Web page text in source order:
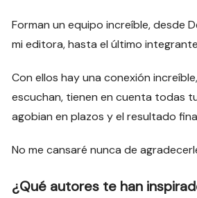
Forman un equipo increíble, desde
mi editora, hasta el último
Con ellos hay una conexión
escuchan, tienen en cuenta todas
agobian en plazos y el resultado
No me cansaré nunca de
¿Qué autores te han